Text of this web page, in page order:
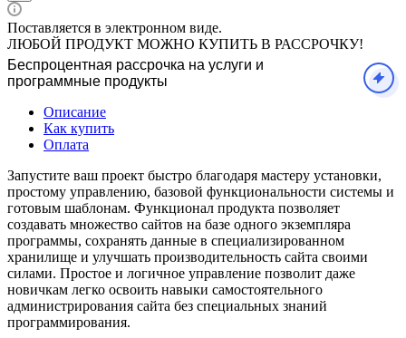
Поставляется в электронном виде.
ЛЮБОЙ ПРОДУКТ МОЖНО КУПИТЬ В РАССРОЧКУ!
Беспроцентная рассрочка на услуги и
программные продукты
Описание
Как купить
Оплата
Запустите ваш проект быстро благодаря мастеру установки,
простому управлению, базовой функциональности системы и
готовым шаблонам. Функционал продукта позволяет
создавать множество сайтов на базе одного экземпляра
программы, сохранять данные в специализированном
хранилище и улучшать производительность сайта своими
силами. Простое и логичное управление позволит даже
новичкам легко освоить навыки самостоятельного
администрирования сайта без специальных знаний
программирования.